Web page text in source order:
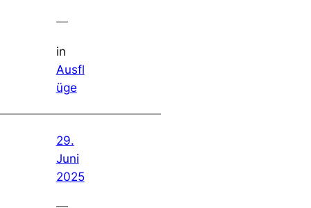
—
in
Ausfl
üge
29.
Juni
2025